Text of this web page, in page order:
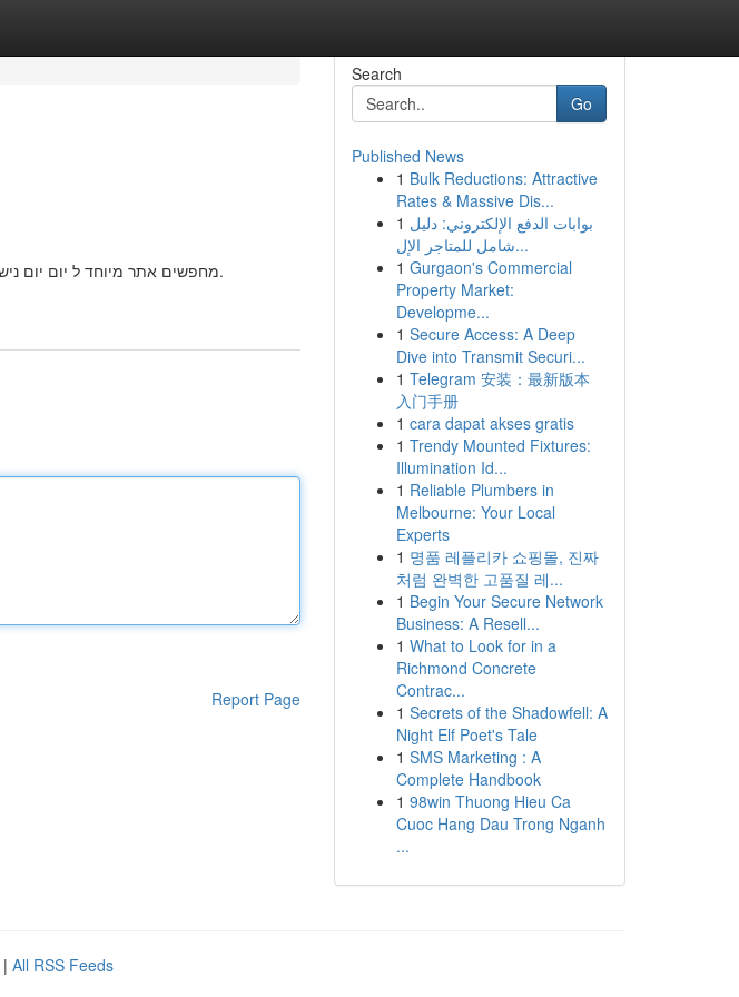
מחפשים אתר מיוחד ל יום יום נישואין שלכם? המאמר הזה יספק לכם את כל הידע הדרוש כדי למצוא את ה מקום לינה הרומנטי ביותר.
Report Page
Search
Go
Published News
1 Bulk Reductions: Attractive
Rates & Massive Dis...
1 بوابات الدفع الإلكتروني: دليل
شامل للمتاجر الإل...
1 Gurgaon's Commercial
Property Market:
Developme...
1 Secure Access: A Deep
Dive into Transmit Securi...
1 Telegram 安装：最新版本
入门手册
1 cara dapat akses gratis
1 Trendy Mounted Fixtures:
Illumination Id...
1 Reliable Plumbers in
Melbourne: Your Local
Experts
1 명품 레플리카 쇼핑몰, 진짜
처럼 완벽한 고품질 레...
1 Begin Your Secure Network
Business: A Resell...
1 What to Look for in a
Richmond Concrete
Contrac...
1 Secrets of the Shadowfell: A
Night Elf Poet's Tale
1 SMS Marketing : A
Complete Handbook
1 98win Thuong Hieu Ca
Cuoc Hang Dau Trong Nganh
...
| All RSS Feeds